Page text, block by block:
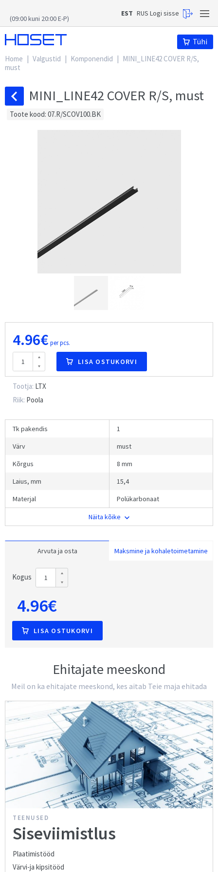
(09:00 kuni 20:00 E-P)
EST RUS Logi sisse
Tühi
Home | Valgustid | Komponendid | MINI_LINE42 COVER R/S,
must
MINI_LINE42 COVER R/S, must
Toote kood: 07.R/SCOV100.BK
4.96€ per pcs.
LISA OSTUKORVI
Tootja: LTX
Riik: Poola
Tk pakendis
1
Värv
must
Kõrgus
8 mm
Laius, mm
15,4
Materjal
Polükarbonaat
Näita kõike
Arvuta ja osta Maksmine ja kohaletoimetamine
Kogus
4.96€
LISA OSTUKORVI
Ehitajate meeskond
Meil on ka ehitajate meeskond, kes aitab Teie maja ehitada
TEENUSED
Siseviimistlus
Plaatimistööd
Värvi-ja kipsitööd